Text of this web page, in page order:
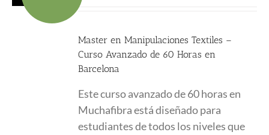
era:
780.00 €.
es:
600.00 €.
Master en Manipulaciones Textiles –
Curso Avanzado de 60 Horas en
Barcelona
Este curso avanzado de 60 horas en
Muchafibra está diseñado para
estudiantes de todos los niveles que